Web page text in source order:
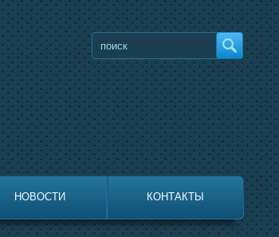
НОВОСТИ КОНТАКТЫ